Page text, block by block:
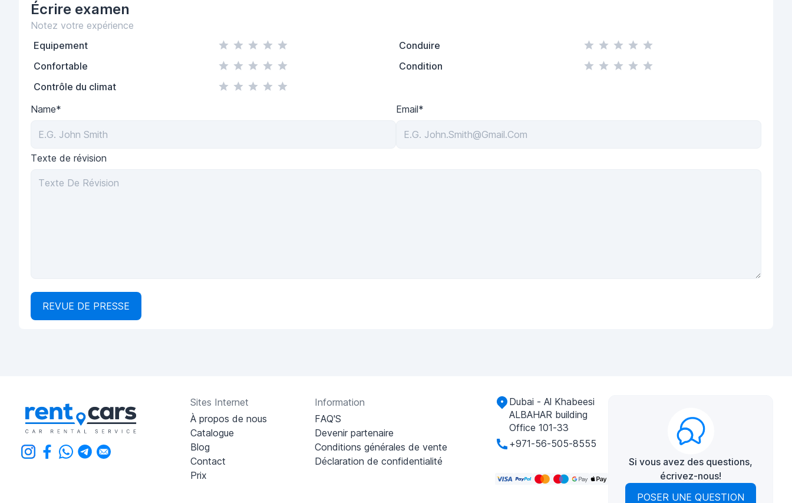
Écrire examen
Notez votre expérience
Equipement
Confortable
Contrôle du climat
Conduire
Condition
Name* Email*
Texte de révision
REVUE DE PRESSE
Sites Internet
À propos de nous
Catalogue
Blog
Contact
Prix
Information
FAQ'S
Devenir partenaire
Conditions générales de vente
Déclaration de confidentialité
Dubai - Al Khabeesi
ALBAHAR building
Office 101-33
+971-56-505-8555
Si vous avez des questions,
écrivez-nous!
POSER UNE QUESTION